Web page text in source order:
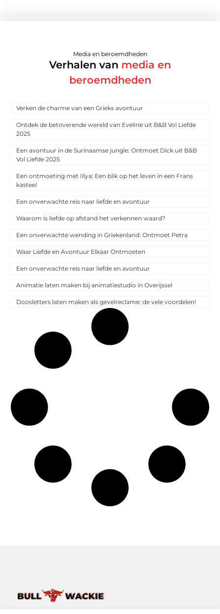
Media en beroemdheden
Verhalen van media en
beroemdheden
Verken de charme van een Grieks avontuur
Ontdek de betoverende wereld van Eveline uit B&B Vol Liefde
2025
Een avontuur in de Surinaamse jungle: Ontmoet Dick uit B&B
Vol Liefde 2025
Een ontmoeting met Illya: Een blik op het leven in een Frans
kasteel
Een onverwachte reis naar liefde en avontuur
Waarom is liefde op afstand het verkennen waard?
Een onverwachte wending in Griekenland: Ontmoet Petra
Waar Liefde en Avontuur Elkaar Ontmoeten
Een onverwachte reis naar liefde en avontuur
Animatie laten maken bij animatiestudio in Overijssel
Doosletters laten maken als gevelreclame: de vele voordelen!